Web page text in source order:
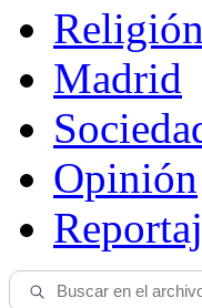
Religión
Madrid
Opinión